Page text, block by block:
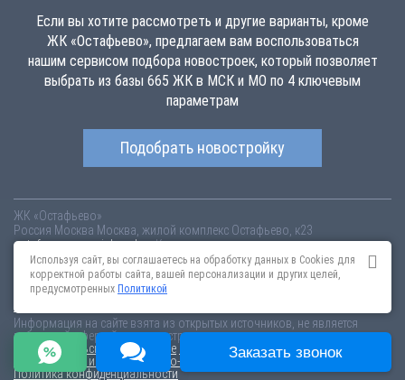
Если вы хотите рассмотреть и другие варианты, кроме
ЖК «Остафьево», предлагаем вам воспользоваться
нашим сервисом подбора новостроек, который позволяет
выбрать из базы 665 ЖК в МСК и МО по 4 ключевым
параметрам
Подобрать новостройку
ЖК «Остафьево»
Россия Москва Москва, жилой комплекс Остафьево, к23
ostafevo.novopoisk.msk.ruКупить квартиру в новом жилом комплексе
«Остафьево» от «Группа «Самолет»» в Новомосковском АО. Квартиры
различных планировок от 7.15 млн рублей!
Информация на сайте взята из открытых источников, не является
публичной офертой и распространяется для ознакомления.
Пользовательское соглашение
Соглашение о размещении
Пояснение об информационно-рекламном характере сведений
Политика конфиденциальности
Используя сайт, вы соглашаетесь на обработку данных в Cookies для
корректной работы сайта, вашей персонализации и других целей,
предусмотренных Политикой
Заказать звонок